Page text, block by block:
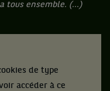
tous ensemble. (...)
de type
accéder à ce